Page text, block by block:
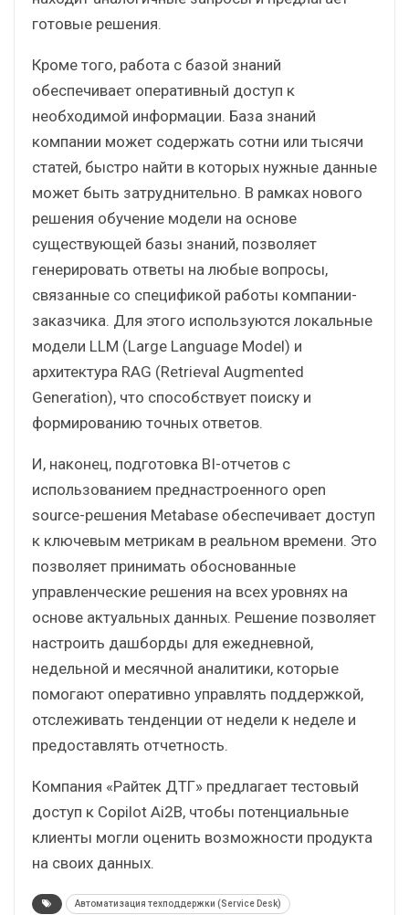
готовые решения.
Кроме того, работа с базой знаний
обеспечивает оперативный доступ к
необходимой информации. База знаний
компании может содержать сотни или тысячи
статей, быстро найти в которых нужные данные
может быть затруднительно. В рамках нового
решения обучение модели на основе
существующей базы знаний, позволяет
генерировать ответы на любые вопросы,
связанные со спецификой работы компании-
заказчика. Для этого используются локальные
модели LLM (Large Language Model) и
архитектура RAG (Retrieval Augmented
Generation), что способствует поиску и
формированию точных ответов.
И, наконец, подготовка BI-отчетов с
использованием преднастроенного open
source-решения Metabase обеспечивает доступ
к ключевым метрикам в реальном времени. Это
позволяет принимать обоснованные
управленческие решения на всех уровнях на
основе актуальных данных. Решение позволяет
настроить дашборды для ежедневной,
недельной и месячной аналитики, которые
помогают оперативно управлять поддержкой,
отслеживать тенденции от недели к неделе и
предоставлять отчетность.
Компания «Райтек ДТГ» предлагает тестовый
доступ к Copilot Ai2B, чтобы потенциальные
клиенты могли оценить возможности продукта
на своих данных.
Автоматизация техподдержки (Service Desk)